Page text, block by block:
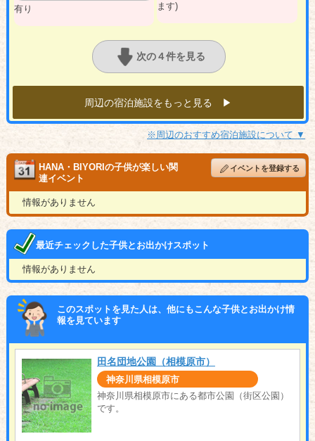
有り
ます)
次の４件を見る
周辺の宿泊施設をもっと見る ▶︎
※周辺のおすすめ宿泊施設について ▼
HANA・BIYORIの子供が楽しい関
連イベント
イベントを登録する
情報がありません
最近チェックした子供とお出かけスポット
情報がありません
このスポットを見た人は、他にもこんな子供とお出かけ情
報を見ています
田名団地公園（相模原市）
神奈川県相模原市
神奈川県相模原市にある都市公園（街区公園）
です。